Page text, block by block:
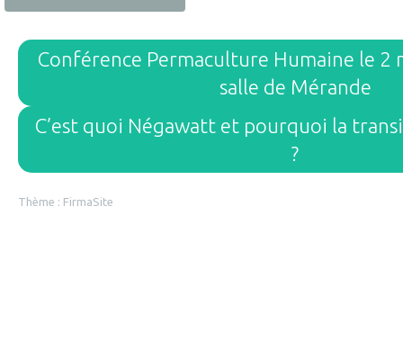
Conférence Permaculture Humaine le 2
salle de Mérande
C’est quoi Négawatt et pourquoi la
?
Thème : FirmaSite